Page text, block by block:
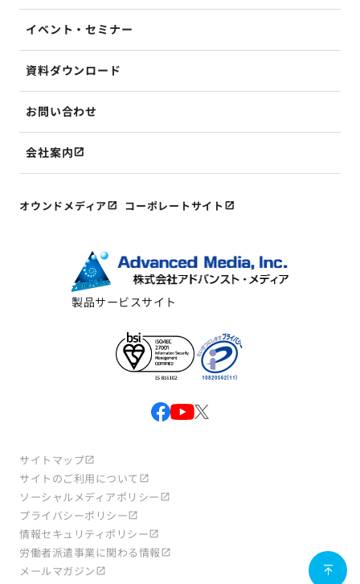
製品サービスサイト
イベント・セミナー
資料ダウンロード
お問い合わせ
会社案内
オウンドメディア コーポレートサイト
サイトマップ
サイトのご利用について
ソーシャルメディアポリシー
プライバシーポリシー
情報セキュリティポリシー
労働者派遣事業に関わる情報
メールマガジン